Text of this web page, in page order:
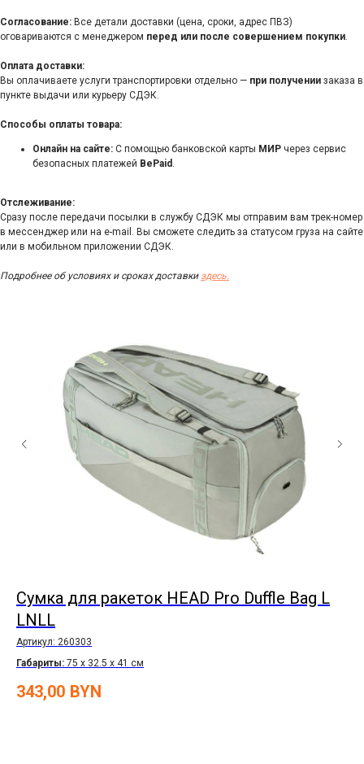
Согласование: Все детали доставки (цена, сроки, адрес ПВЗ)
оговариваются с менеджером перед или после совершением покупки.
Оплата доставки:
Вы оплачиваете услуги транспортировки отдельно — при получении заказа в
пункте выдачи или курьеру СДЭК.
Способы оплаты товара:
Онлайн на сайте: С помощью банковской карты МИР через сервис
безопасных платежей BePaid .
Отслеживание:
Сразу после передачи посылки в службу СДЭК мы отправим вам трек-номер
в мессенджер или на e-mail. Вы сможете следить за статусом груза на сайте
или в мобильном приложении СДЭК.
Подробнее об условиях и сроках доставки здесь.
Сумка для ракеток HEAD Pro Duffle Bag L
LNLL
Артикул: 260303
Габариты: 75 x 32.5 x 41 см
343,00 BYN